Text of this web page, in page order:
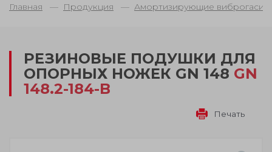
Главная Продукция Амортизирующие
РЕЗИНОВЫЕ ПОДУШКИ ДЛЯ
ОПОРНЫХ НОЖЕК GN 148 GN
148.2-184-B
Печать